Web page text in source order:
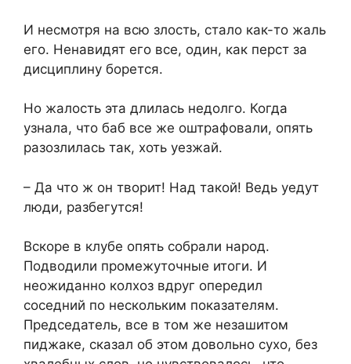
И несмотря на всю злость, стало как-то жаль
его. Ненавидят его все, один, как перст за
дисциплину борется.
Но жалость эта длилась недолго. Когда
узнала, что баб все же оштрафовали, опять
разозлилась так, хоть уезжай.
– Да что ж он творит! Над такой! Ведь уедут
люди, разбегутся!
Вскоре в клубе опять собрали народ.
Подводили промежуточные итоги. И
неожиданно колхоз вдруг опередил
соседний по нескольким показателям.
Председатель, все в том же незашитом
пиджаке, сказал об этом довольно сухо, без